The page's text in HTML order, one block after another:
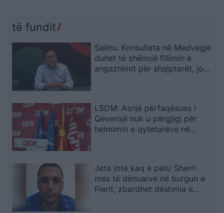
të fundit
Salihu: Konsullata në Medvegjë
duhet të shënojë fillimin e
angazhimit për shqiptarët, jo
LSDM: Asnjë përfaqësues i
Qeverisë nuk u përgjigj për
helmimin e qytetarëve në
Jeta jote kaq e pati/ Sherri
mes të dënuarve në burgun e
Fierit, zbardhet dëshmia e